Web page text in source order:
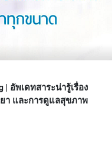
อัพเดทสาระน่ารู้เรื่อง
า และการดูแลสุขภาพ